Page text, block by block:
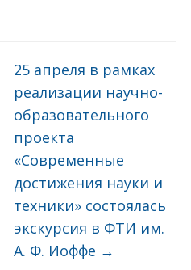
25 апреля в рамках
реализации научно-
образовательного
проекта
«Современные
достижения науки и
техники» состоялась
экскурсия в ФТИ им.
А. Ф. Иоффе →